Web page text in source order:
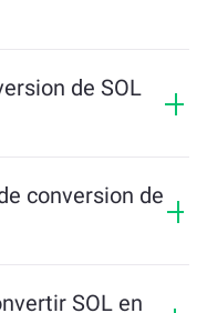
de SOL
fluctue en
de l’offre et de la
conversion de
le montant
SOL en